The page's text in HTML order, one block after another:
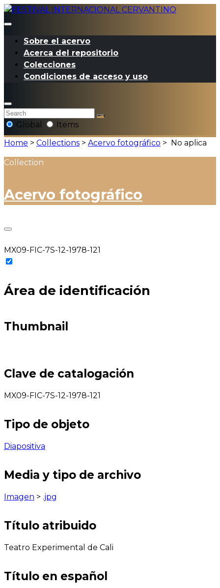
Sobre el acervo
Acerca del repositorio
Colecciones
Condiciones de acceso y uso
Global
Items
Home > Collections > Acervo fotográfico > No aplica
Collection
Acervo fotográfico
MX09-FIC-7S-12-1978-121
Área de identificación
Thumbnail
Clave de catalogación
MX09-FIC-7S-12-1978-121
Tipo de objeto
Diapositiva
Media y tipo de archivo
Imagen > .jpg
Título atribuido
Teatro Experimental de Cali
Título en español